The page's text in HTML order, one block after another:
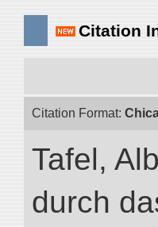
Citation
Citation Format:
Tafel,
durch